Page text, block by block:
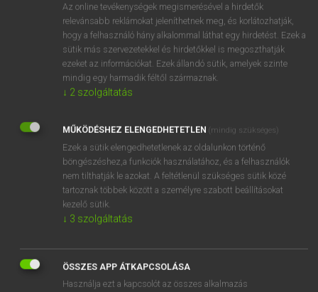
SZOTAR.NET APPLIKÁCIÓ
MICROSOFT OFFICE BŐVÍTMÉNY
BEÉPÜLŐ SZÓTÁRMODUL
ONLINE NYELVVIZSGA
EGYÉNI FELHASZNÁLÓKNAK
TANULÓKNAK
OKTATÁSI INTÉZMÉNYEKNEK
VÁLLALATI MEGOLDÁSOK
RÓLUNK
ELÉRHETŐSÉG
SÜTI BEÁLLÍTÁSOK
Az online tevékenységek megismerésével a hirdetők
relevánsabb reklámokat jeleníthetnek meg, és korlátozhatják,
hogy a felhasználó hány alkalommal láthat egy hirdetést. Ezek a
sütik más szervezetekkel és hirdetőkkel is megoszthatják
ezeket az információkat. Ezek állandó sütik, amelyek szinte
mindig egy harmadik féltől származnak.
↓ 2 szolgáltatás
MŰKÖDÉSHEZ ELENGEDHETETLEN (mindig szükséges)
Ezek a sütik elengedhetetlenek az oldalunkon történő
böngészéshez,a funkciók használatához, és a felhasználók
nem tilthatják le azokat. A feltétlenül szükséges sütik közé
tartoznak többek között a személyre szabott beállításokat
kezelő sütik.
↓ 3 szolgáltatás
ÖSSZES APP ÁTKAPCSOLÁSA
Használja ezt a kapcsolót az összes alkalmazás